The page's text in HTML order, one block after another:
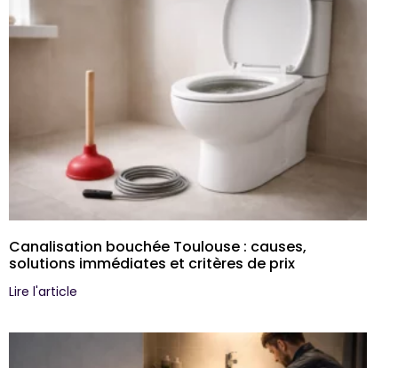
Canalisation bouchée Toulouse : causes,
solutions immédiates et critères de prix
Lire l'article